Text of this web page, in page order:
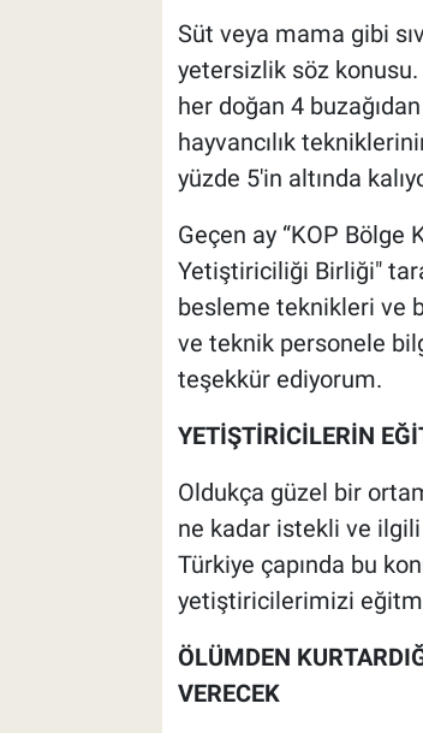
Süt veya mama gibi
yetersizlik söz
her doğan 4
hayvancılık
yüzde 5'in altında
Geçen ay “KOP Bölge
Yetiştiriciliği Birliği"
besleme teknikleri ve
ve teknik personele
teşekkür ediyorum.
YETİŞTİRİCİLERİN
Oldukça güzel bir
ne kadar istekli ve
Türkiye çapında bu
yetiştiricilerimizi
ÖLÜMDEN
VERECEK